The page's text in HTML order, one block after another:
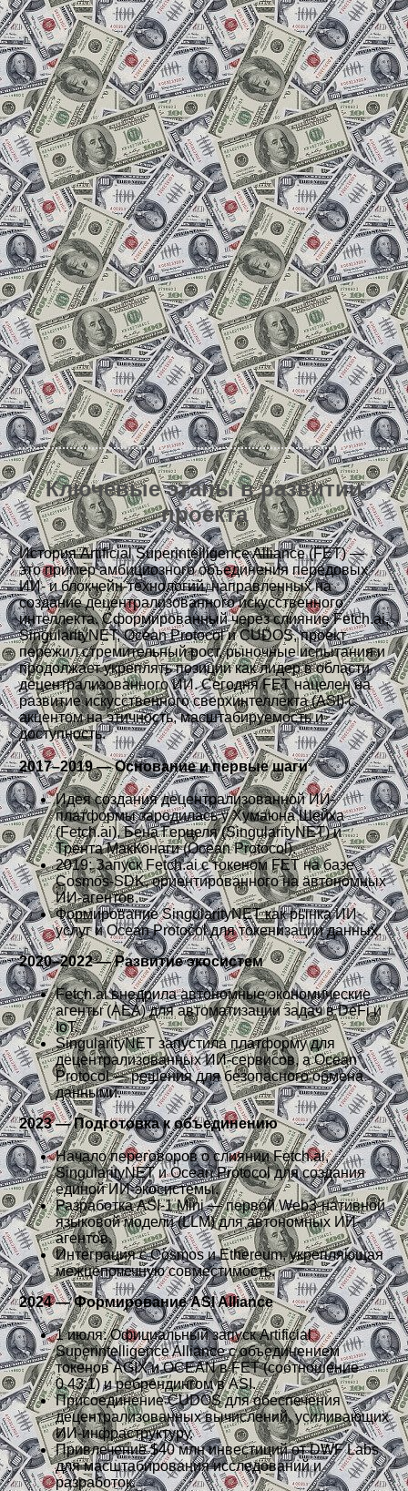
Ключевые этапы в развитии
проекта
История Artificial Superintelligence Alliance (FET) —
это пример амбициозного объединения передовых
ИИ- и блокчейн-технологий, направленных на
создание децентрализованного искусственного
интеллекта. Сформированный через слияние Fetch.ai,
SingularityNET, Ocean Protocol и CUDOS, проект
пережил стремительный рост, рыночные испытания и
продолжает укреплять позиции как лидер в области
децентрализованного ИИ. Сегодня FET нацелен на
развитие искусственного сверхинтеллекта (ASI) с
акцентом на этичность, масштабируемость и
доступность.
2017–2019 — Основание и первые шаги
Идея создания децентрализованной ИИ-
платформы зародилась у Хумаюна Шейха
(Fetch.ai), Бена Герцеля (SingularityNET) и
Трента МакКонаги (Ocean Protocol).
2019: Запуск Fetch.ai с токеном FET на базе
Cosmos-SDK, ориентированного на автономных
ИИ-агентов.
Формирование SingularityNET как рынка ИИ-
услуг и Ocean Protocol для токенизации данных.
2020–2022 — Развитие экосистем
Fetch.ai внедрила автономные экономические
агенты (AEA) для автоматизации задач в DeFi и
IoT.
SingularityNET запустила платформу для
децентрализованных ИИ-сервисов, а Ocean
Protocol — решения для безопасного обмена
данными.
2023 — Подготовка к объединению
Начало переговоров о слиянии Fetch.ai,
SingularityNET и Ocean Protocol для создания
единой ИИ-экосистемы.
Разработка ASI-1 Mini — первой Web3-нативной
языковой модели (LLM) для автономных ИИ-
агентов.
Интеграция с Cosmos и Ethereum, укрепляющая
межцепочечную совместимость.
2024 — Формирование ASI Alliance
1 июля: Официальный запуск Artificial
Superintelligence Alliance с объединением
токенов AGIX и OCEAN в FET (соотношение
0.43:1) и ребрендингом в ASI.
Присоединение CUDOS для обеспечения
децентрализованных вычислений, усиливающих
ИИ-инфраструктуру.
Привлечение $40 млн инвестиций от DWF Labs
для масштабирования исследований и
разработок.